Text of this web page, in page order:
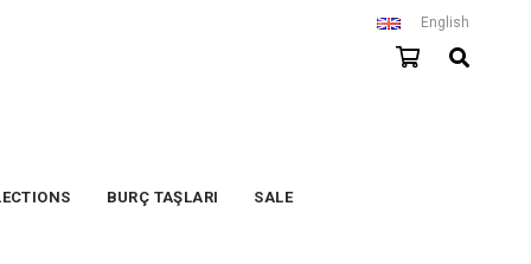
English
BURÇ TAŞLARI SALE